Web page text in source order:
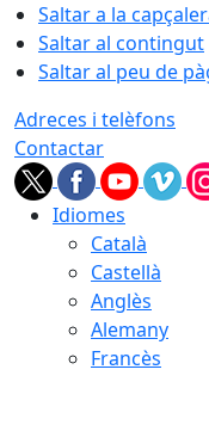
Saltar a la
Saltar al contingut
Saltar al peu de
Adreces i telèfons
Contactar
Idiomes
Català
Castellà
Anglès
Alemany
Francès